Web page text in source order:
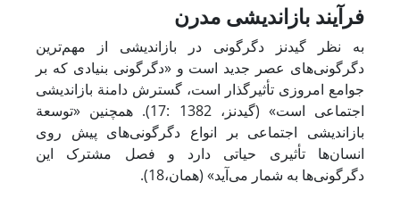
فرآیند بازاندیشی مدرن
به نظر گیدنز دگرگونی در بازاندیشی از مهم‌ترین
دگرگونی‌های عصر جدید است و «دگرگونی بنیادی که بر
جوامع امروزی تأثیرگذار است، گسترش دامنة بازاندیشی
اجتماعی است» (گیدنز، 1382 :17). همچنین «توسعة
بازاندیشی اجتماعی بر انواع دگرگونی‌های پیش‌ روی
انسان‌ها تأثیری حیاتی دارد و فصل مشترک این
دگرگونی‌ها به شمار می‌آید» (همان،18).